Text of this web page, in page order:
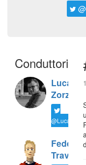
Conduttori
Luca
Zorzi
@LucaTNT
Travaini